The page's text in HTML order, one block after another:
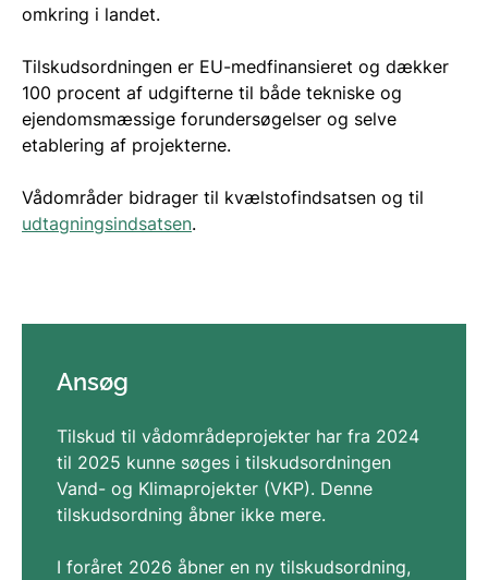
omkring i landet.
Tilskudsordningen er EU-medfinansieret og dækker
100 procent af udgifterne til både tekniske og
ejendomsmæssige forundersøgelser og selve
etablering af projekterne.
Vådområder bidrager til kvælstofindsatsen og til
udtagningsindsatsen.
Ansøg
Tilskud til vådområdeprojekter har fra 2024
til 2025 kunne søges i tilskudsordningen
Vand- og Klimaprojekter (VKP). Denne
tilskudsordning åbner ikke mere.
I foråret 2026 åbner en ny tilskudsordning,